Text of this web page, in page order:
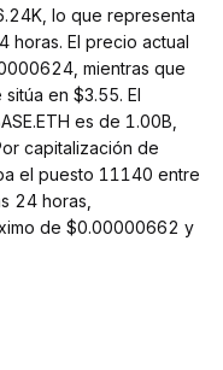
lo que representa
horas. El precio actual
mientras que
en $3.55. El
es de 1.00B,
capitalización de
el puesto 11140 entre
24 horas,
de $0.00000662 y